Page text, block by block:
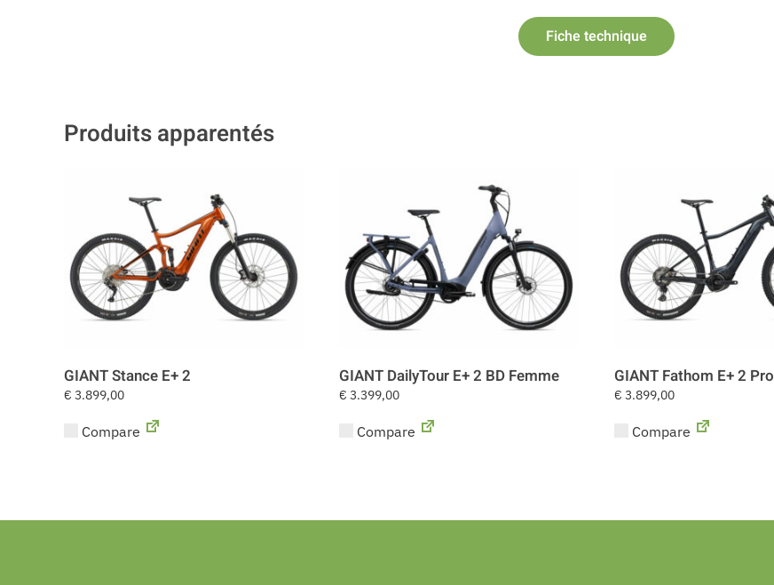
Fiche technique
Produits apparentés
GIANT Stance E+ 2
€ 3.899,00
Compare
GIANT DailyTour E+ 2 BD Femme
€ 3.399,00
Compare
GIANT Fathom E+ 2 Pro
€ 3.899,00
Compare